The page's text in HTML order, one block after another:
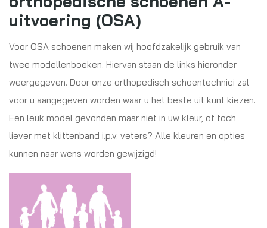
uitvoering (OSA)
Voor OSA schoenen maken wij hoofdzakelijk gebruik van
twee modellenboeken. Hiervan staan de links hieronder
weergegeven. Door onze orthopedisch schoentechnici zal
voor u aangegeven worden waar u het beste uit kunt kiezen.
Een leuk model gevonden maar niet in uw kleur, of toch
liever met klittenband i.p.v. veters? Alle kleuren en opties
kunnen naar wens worden gewijzigd!